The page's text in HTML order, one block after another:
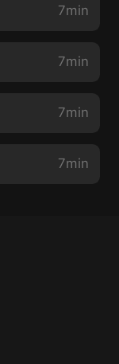
7min
7min
7min
7min